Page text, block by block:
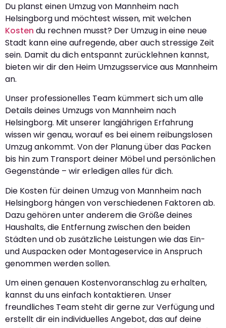
Du planst einen Umzug von Mannheim nach
Helsingborg und möchtest wissen, mit welchen
Kosten du rechnen musst? Der Umzug in eine neue
Stadt kann eine aufregende, aber auch stressige Zeit
sein. Damit du dich entspannt zurücklehnen kannst,
bieten wir dir den Heim Umzugsservice aus Mannheim
an.
Unser professionelles Team kümmert sich um alle
Details deines Umzugs von Mannheim nach
Helsingborg. Mit unserer langjährigen Erfahrung
wissen wir genau, worauf es bei einem reibungslosen
Umzug ankommt. Von der Planung über das Packen
bis hin zum Transport deiner Möbel und persönlichen
Gegenstände – wir erledigen alles für dich.
Die Kosten für deinen Umzug von Mannheim nach
Helsingborg hängen von verschiedenen Faktoren ab.
Dazu gehören unter anderem die Größe deines
Haushalts, die Entfernung zwischen den beiden
Städten und ob zusätzliche Leistungen wie das Ein-
und Auspacken oder Montageservice in Anspruch
genommen werden sollen.
Um einen genauen Kostenvoranschlag zu erhalten,
kannst du uns einfach kontaktieren. Unser
freundliches Team steht dir gerne zur Verfügung und
erstellt dir ein individuelles Angebot, das auf deine